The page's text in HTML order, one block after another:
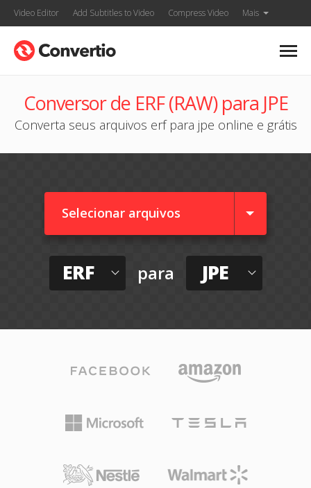
Video Editor Add Subtitles to Video Compress Video Mais
Conversor de ERF (RAW) para JPE
Converta seus arquivos erf para jpe online e grátis
Selecionar arquivos
ERF para JPE